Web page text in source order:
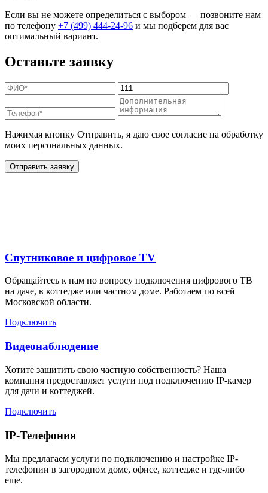
Если вы не можете определиться с выбором — позвоните нам
по телефону +7 (499) 444-24-96 и мы подберем для вас
оптимальный вариант.
Оставьте заявку
Нажимая кнопку Отправить, я даю свое согласие на обработку
моих персональных данных.
Отправить заявку
Спутниковое и цифровое TV
Обращайтесь к нам по вопросу подключения цифрового ТВ
на даче, в коттедже или частном доме. Работаем по всей
Московской области.
Подключить
Видеонаблюдение
Хотите защитить свою частную собственность? Наша
компания предоставляет услуги под подключению IP-камер
для дачи и коттеджей.
Подключить
IP-Телефония
Мы предлагаем услуги по подключению и настройке IP-
телефонии в загородном доме, офисе, коттедже и где-либо
еще.